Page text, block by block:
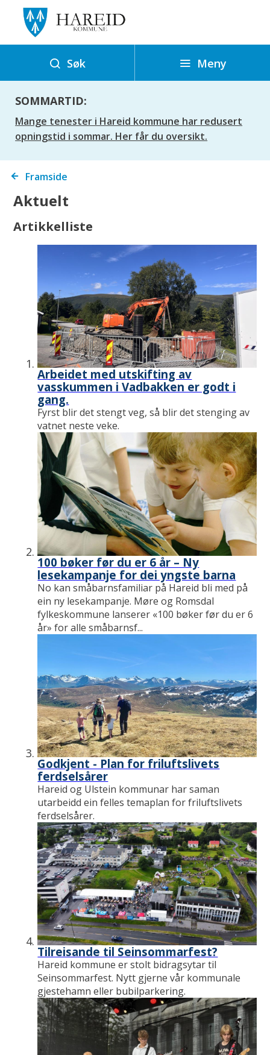
r
i
k
o
m
Søk Meny
SOMMARTID:
Mange tenester i Hareid kommune har redusert
opningstid i sommar. Her får du oversikt.
Du
her:
Framside
Aktuelt
Artikkelliste
Arbeidet med utskifting av
vasskummen i Vadbakken er godt i
gang.
Fyrst blir det stengt veg, så blir det stenging av
vatnet neste veke.
100 bøker før du er 6 år – Ny
lesekampanje for dei yngste barna
No kan småbarnsfamiliar på Hareid bli med på
ein ny lesekampanje. Møre og Romsdal
fylkeskommune lanserer «100 bøker før du er 6
år» for alle småbarnsf...
Godkjent - Plan for friluftslivets
ferdselsårer
Hareid og Ulstein kommunar har saman
utarbeidd ein felles temaplan for friluftslivets
ferdselsårer.
Tilreisande til Seinsommarfest?
Hareid kommune er stolt bidragsytar til
Seinsommarfest. Nytt gjerne vår kommunale
gjestehamn eller bubilparkering.